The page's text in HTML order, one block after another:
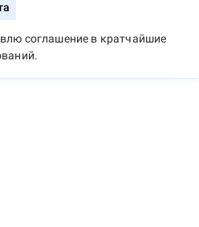
соглашение в кратчайшие